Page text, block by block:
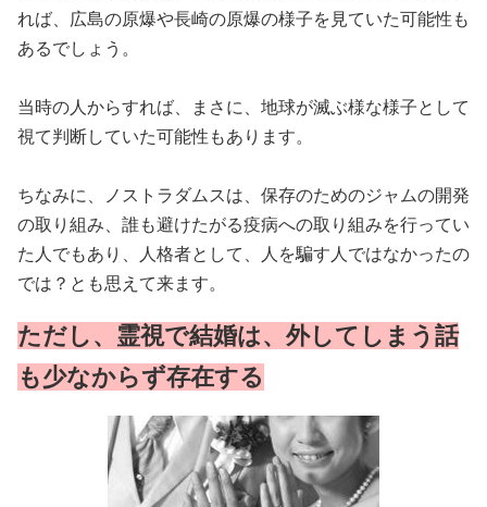
れば、広島の原爆や長崎の原爆の様子を見ていた可能性も
あるでしょう。
当時の人からすれば、まさに、地球が滅ぶ様な様子として
視て判断していた可能性もあります。
ちなみに、ノストラダムスは、保存のためのジャムの開発
の取り組み、誰も避けたがる疫病への取り組みを行ってい
た人でもあり、人格者として、人を騙す人ではなかったの
では？とも思えて来ます。
ただし、霊視で結婚は、外してしまう話
も少なからず存在する